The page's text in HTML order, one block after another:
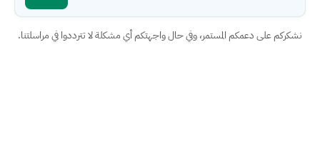
نشكركم على دعمكم المستمر، وفي حال واجهتكم أي مشكلة لا تترددوا في مراسلتنا.